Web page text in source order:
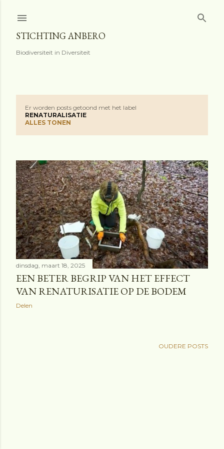
STICHTING ANBERO
Biodiversiteit in Diversiteit
o
s
t
s
Er worden posts getoond met het label
RENATURALISATIE
ALLES TONEN
dinsdag, maart 18, 2025
EEN BETER BEGRIP VAN HET EFFECT
VAN RENATURISATIE OP DE BODEM
Delen
OUDERE POSTS